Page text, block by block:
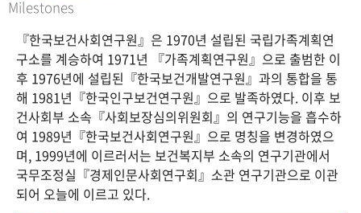
연구 역사
정책과 연구 키워드로 보는 연구 역사
연구자들
간행물 변천사
기록물 아카이브
사진 아카이브 문서 기록물 행정박물 영상 기록물
Milestones
『한국보건사회연구원』은 1970년 설립된 국립가족계획연
구소를 계승하여 1971년 『가족계획연구원』으로 출범한 이
후 1976년에 설립된『한국보건개발연구원』과의 통합을 통
해 1981년『한국인구보건연구원』으로 발족하였다. 이후 보
건사회부 소속『사회보장심의위원회』의 연구기능을 흡수하
여 1989년『한국보건사회연구원』으로 명칭을 변경하였으
며, 1999년에 이르러서는 보건복지부 소속의 연구기관에서
국무조정실『경제인문사회연구회』소관 연구기관으로 이관
되어 오늘에 이르고 있다.